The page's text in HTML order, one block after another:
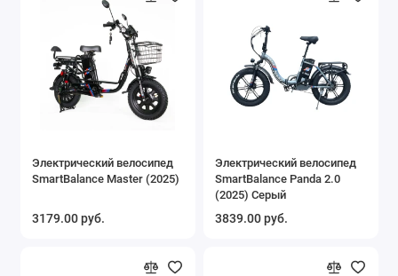
Электрический велосипед
SmartBalance Master (2025)
3179.00 руб.
Электрический велосипед
SmartBalance Panda 2.0
(2025) Серый
3839.00 руб.